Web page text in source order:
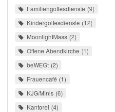
Familiengottesdienste 9
Kindergottesdienste 12
MoonlightMass 2
Offene Abendkirche 1
beWEGt 2
Frauencafé 1
KJG/Minis 6
Kantorei 4